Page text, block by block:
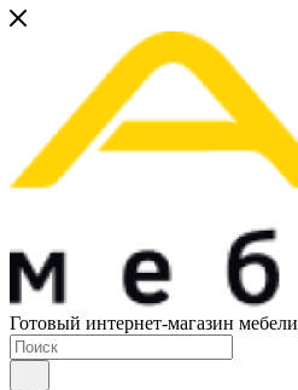
Готовый интернет-магазин мебели